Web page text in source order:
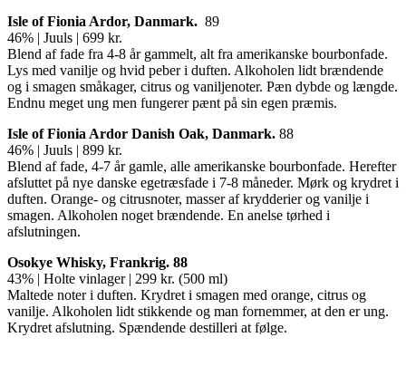
Isle of Fionia Ardor, Danmark. 89
46% | Juuls | 699 kr.
Blend af fade fra 4-8 år gammelt, alt fra amerikanske bourbonfade.
Lys med vanilje og hvid peber i duften. Alkoholen lidt brændende
og i smagen småkager, citrus og vaniljenoter. Pæn dybde og længde.
Endnu meget ung men fungerer pænt på sin egen præmis.
Isle of Fionia Ardor Danish Oak, Danmark. 88
46% | Juuls | 899 kr.
Blend af fade, 4-7 år gamle, alle amerikanske bourbonfade. Herefter
afsluttet på nye danske egetræsfade i 7-8 måneder. Mørk og krydret i
duften. Orange- og citrusnoter, masser af krydderier og vanilje i
smagen. Alkoholen noget brændende. En anelse tørhed i
afslutningen.
Osokye Whisky, Frankrig. 88
43% | Holte vinlager | 299 kr. (500 ml)
Maltede noter i duften. Krydret i smagen med orange, citrus og
vanilje. Alkoholen lidt stikkende og man fornemmer, at den er ung.
Krydret afslutning. Spændende destilleri at følge.